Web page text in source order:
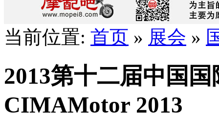
当前位置: 首页 » 展会 »
2013第十二届中国
CIMAMotor 2013